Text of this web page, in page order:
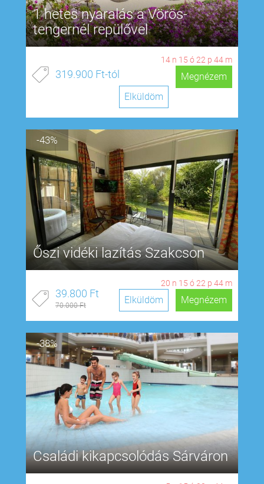
1 hetes nyaralás a Vörös-
tengernél repülővel
14 n 15 ó 22 p 43 m
319.900 Ft-tól
Megnézem
Elküldöm
-43%
Őszi vidéki lazítás Szakcson
20 n 15 ó 22 p 43 m
39.800 Ft
70.000 Ft Megnézem
Elküldöm
-38%
Családi kikapcsolódás Sárváron